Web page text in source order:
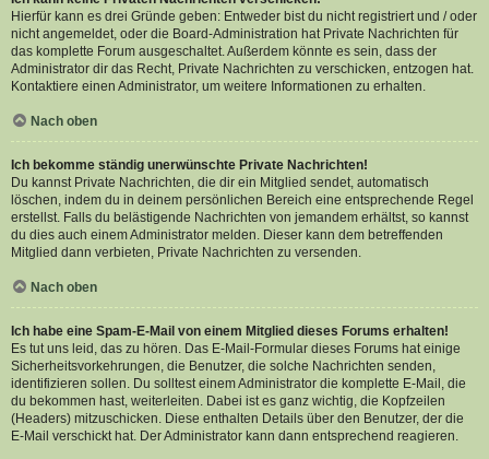
Hierfür kann es drei Gründe geben: Entweder bist du nicht registriert und / oder
nicht angemeldet, oder die Board-Administration hat Private Nachrichten für
das komplette Forum ausgeschaltet. Außerdem könnte es sein, dass der
Administrator dir das Recht, Private Nachrichten zu verschicken, entzogen hat.
Kontaktiere einen Administrator, um weitere Informationen zu erhalten.
Nach oben
Ich bekomme ständig unerwünschte Private Nachrichten!
Du kannst Private Nachrichten, die dir ein Mitglied sendet, automatisch
löschen, indem du in deinem persönlichen Bereich eine entsprechende Regel
erstellst. Falls du belästigende Nachrichten von jemandem erhältst, so kannst
du dies auch einem Administrator melden. Dieser kann dem betreffenden
Mitglied dann verbieten, Private Nachrichten zu versenden.
Nach oben
Ich habe eine Spam-E-Mail von einem Mitglied dieses Forums erhalten!
Es tut uns leid, das zu hören. Das E-Mail-Formular dieses Forums hat einige
Sicherheitsvorkehrungen, die Benutzer, die solche Nachrichten senden,
identifizieren sollen. Du solltest einem Administrator die komplette E-Mail, die
du bekommen hast, weiterleiten. Dabei ist es ganz wichtig, die Kopfzeilen
(Headers) mitzuschicken. Diese enthalten Details über den Benutzer, der die
E-Mail verschickt hat. Der Administrator kann dann entsprechend reagieren.